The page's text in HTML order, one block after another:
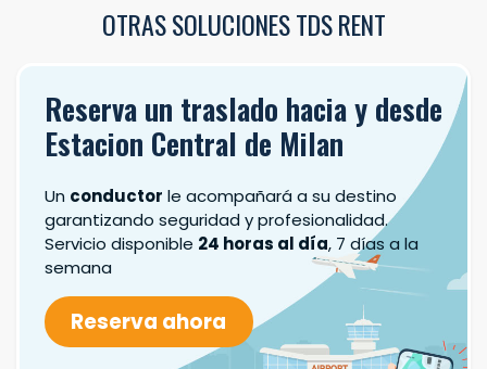
OTRAS SOLUCIONES TDS RENT
Reserva un traslado hacia y desde
Estacion Central de Milan
Un conductor le acompañará a su destino
garantizando seguridad y profesionalidad.
Servicio disponible 24 horas al día, 7 días a la
semana
Reserva ahora